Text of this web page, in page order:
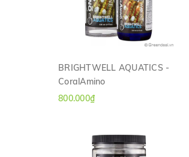
BRIGHTWELL AQUATICS -
CoralAmino
800.000₫